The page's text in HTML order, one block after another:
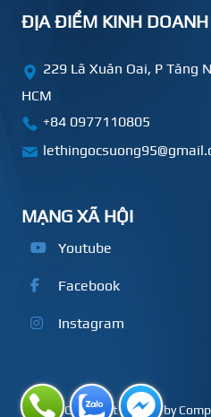
ĐỊA ĐIỂM KINH DOANH
229 Lã Xuân Oai, P Tăng
HCM
+84 0977110805
MẠNG XÃ HỘI
Youtube
Facebook
Instagram
Copyright © 2020 by